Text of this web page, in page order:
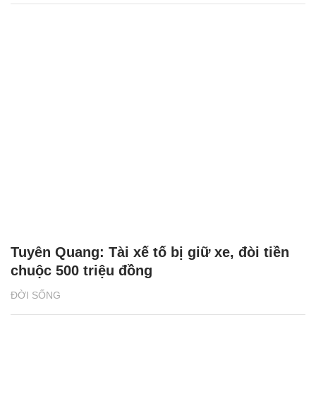
ĐỜI SỐNG
Tuyên Quang: Tài xế tố bị giữ xe, đòi tiền
chuộc 500 triệu đồng